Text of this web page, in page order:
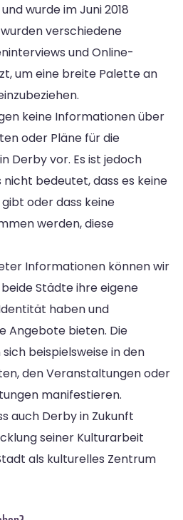
wurde im Juni 2018
verschiedene
und Online-
um eine breite Palette an
keine Informationen über
oder Pläne für die
Derby vor. Es ist jedoch
nicht bedeutet, dass es keine
oder dass keine
werden, diese
Informationen können wir
Städte ihre eigene
haben und
Angebote bieten. Die
beispielsweise in den
den Veranstaltungen oder
manifestieren.
auch Derby in Zukunft
seiner Kulturarbeit
als kulturelles Zentrum